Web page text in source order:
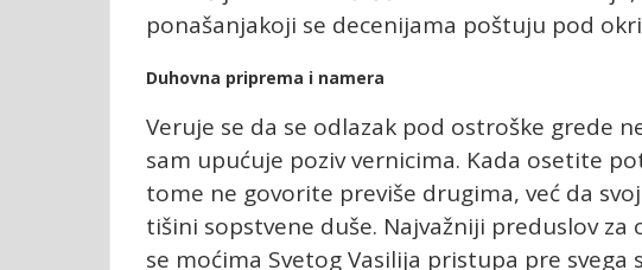
ponašanjakoji se decenijama poštuju pod
Duhovna priprema i namera
Veruje se da se odlazak pod ostroške grede
sam upućuje poziv vernicima. Kada osetite
tome ne govorite previše drugima, već da
tišini sopstvene duše. Najvažniji preduslov
se moćima Svetog Vasilija pristupa pre svega